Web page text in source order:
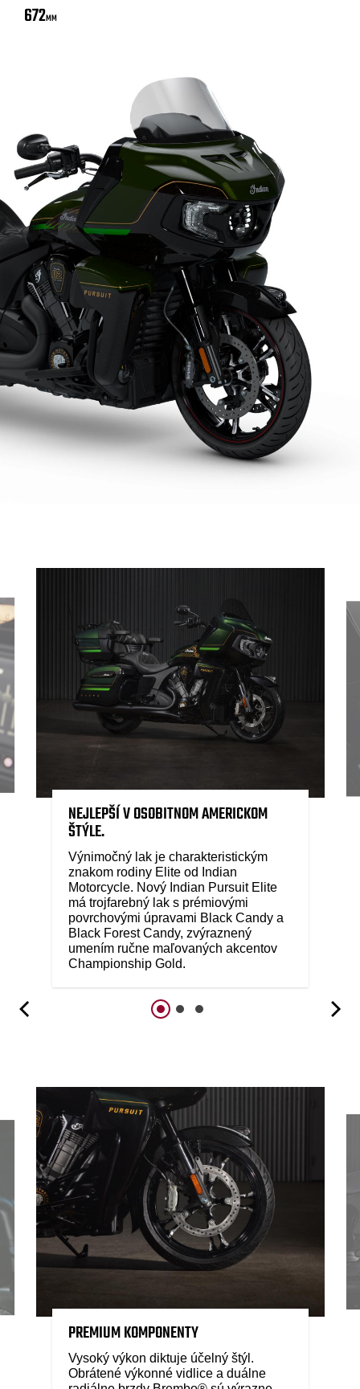
672MM
NEJLEPŠÍ V OSOBITNOM AMERICKOM
ŠTÝLE.
Výnimočný lak je charakteristickým
znakom rodiny Elite od Indian
Motorcycle. Nový Indian Pursuit Elite
má trojfarebný lak s prémiovými
povrchovými úpravami Black Candy a
Black Forest Candy, zvýraznený
umením ručne maľovaných akcentov
Championship Gold.
PREMIUM KOMPONENTY
Vysoký výkon diktuje účelný štýl.
Obrátené výkonné vidlice a duálne